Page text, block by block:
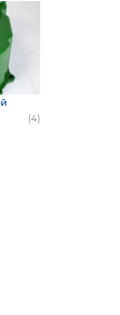
(4)